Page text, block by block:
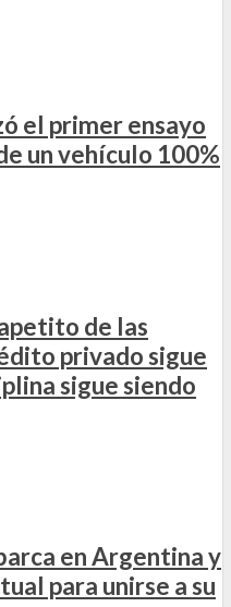
el primer ensayo
un vehículo 100%
de las
privado sigue
sigue siendo
en Argentina y
para unirse a su